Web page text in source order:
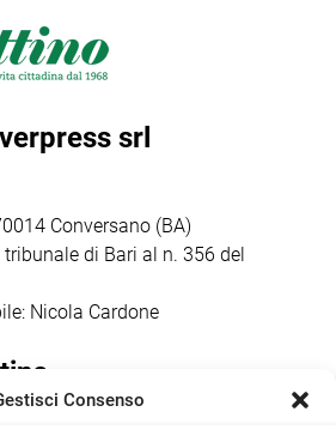
la
il reale
dalla
[…]
srl
Conversano (BA)
di Bari al n. 356 del
Nicola Cardone
Consenso